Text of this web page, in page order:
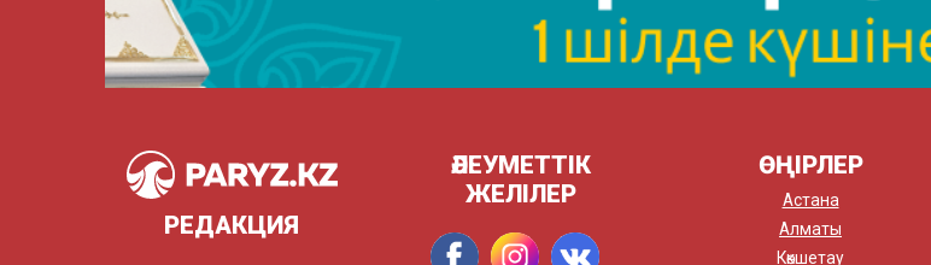
РЕДАКЦИЯ
ӘЛЕУМЕТТІК
ЖЕЛІЛЕР
ӨҢІРЛЕР
Астана
Алматы
Көкшетау